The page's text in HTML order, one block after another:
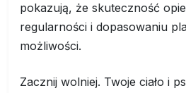
pokazują, że skuteczność
regularności i dopasowaniu
możliwości.
Zacznij wolniej. Twoje ciało i